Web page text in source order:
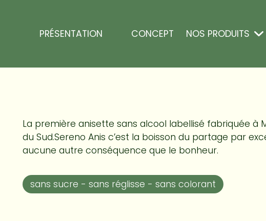
PRÉSENTATION CONCEPT NOS PRODUITS
Sereno anis
La première anisette sans alcool labellisé fabriquée à
du Sud.Sereno Anis c’est la boisson du partage par
aucune autre conséquence que le bonheur.
sans sucre - sans réglisse - sans colorant